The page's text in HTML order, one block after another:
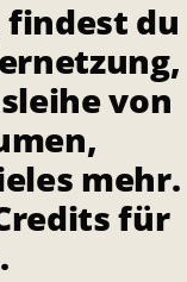
findest du
von
mehr.
für